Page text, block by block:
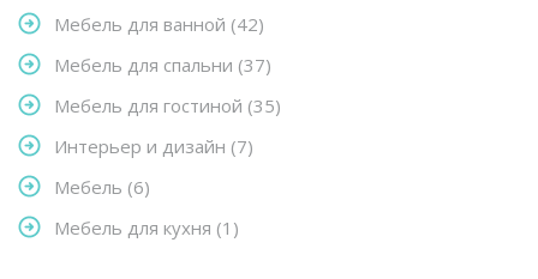
Мебель для ванной (42)
Мебель для спальни (37)
Мебель для гостиной (35)
Интерьер и дизайн (7)
Мебель (6)
Мебель для кухня (1)